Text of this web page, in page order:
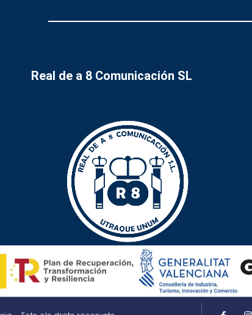
Real de a 8 Comunicación SL